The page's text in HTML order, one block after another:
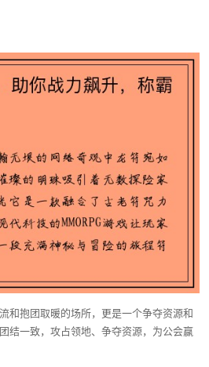
和抱团取暖的场所，更是一个争夺资源和
结一致，攻占领地、争夺资源，为公会赢